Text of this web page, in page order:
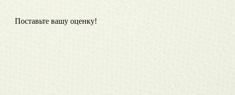
Поставьте вашу оценку!